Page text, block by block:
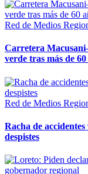
Red de Medios
Carretera
verde tras más de 60
Red de Medios
Racha de
despistes